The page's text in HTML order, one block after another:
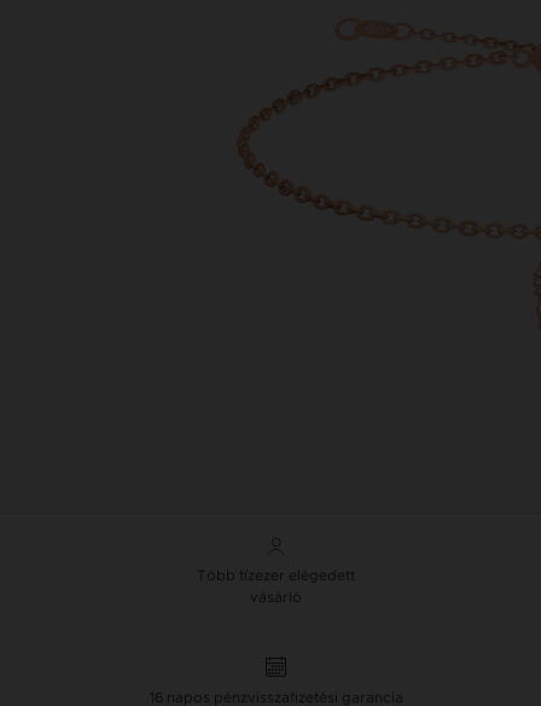
Több tízezer elégedett
vásárló
16 napos pénzvisszafizetési garancia